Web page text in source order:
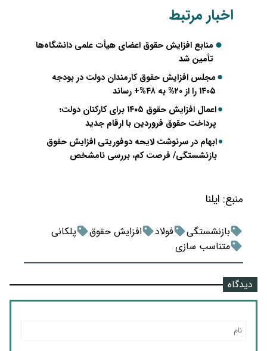
اخبار مرتبط
منابع افزایش حقوق اعضای هیأت علمی دانشگاه‌ها
تأمین شد
مجلس افزایش حقوق کارمندان دولت در بودجه
۱۴۰۵ را از ۲۰% به ۴۸%+ رساند
اعمال افزایش حقوق ۱۴۰۵ برای کارکنان دولت؛
پرداخت حقوق فروردین با ارقام جدید
ابهام در سرنوشت لایحه دوفوریتی افزایش حقوق
بازنشستگی/ فرصت کم، بررسی نامشخص
منبع: ایلنا
بازنشستگی فولاد افزایش حقوق
پلکانی
متناسب سازی
دیدگاه